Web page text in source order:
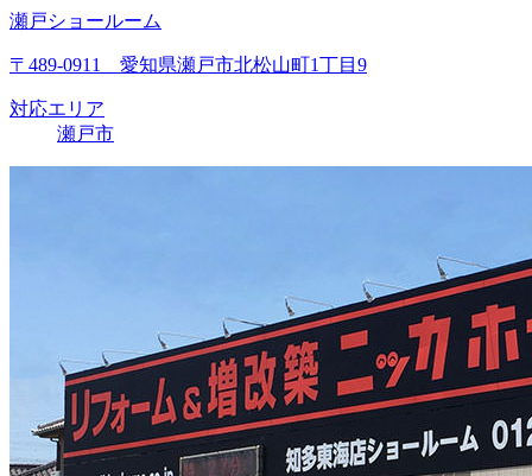
瀬戸ショールーム
〒489-0911 愛知県瀬戸市北松山町1丁目9
対応エリア
瀬戸市